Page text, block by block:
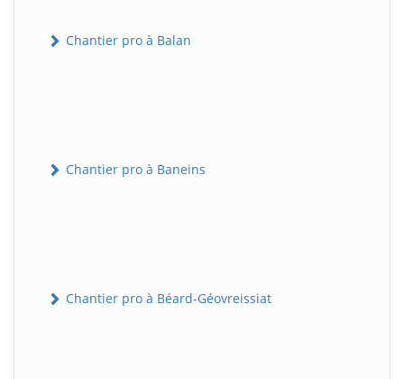
Chantier pro à Balan
Chantier pro à Baneins
Chantier pro à Béard-Géovreissiat